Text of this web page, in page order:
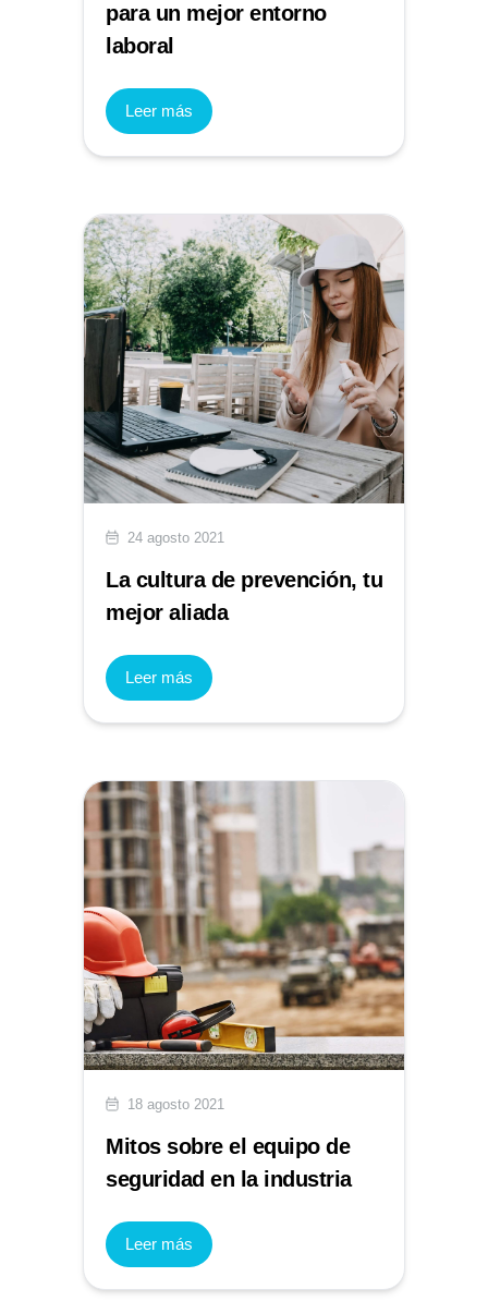
para un mejor entorno
laboral
Leer más
24 agosto 2021
La cultura de prevención, tu
mejor aliada
Leer más
18 agosto 2021
Mitos sobre el equipo de
seguridad en la industria
Leer más